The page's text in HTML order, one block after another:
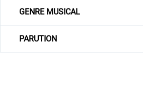
GENRE MUSICAL
PARUTION